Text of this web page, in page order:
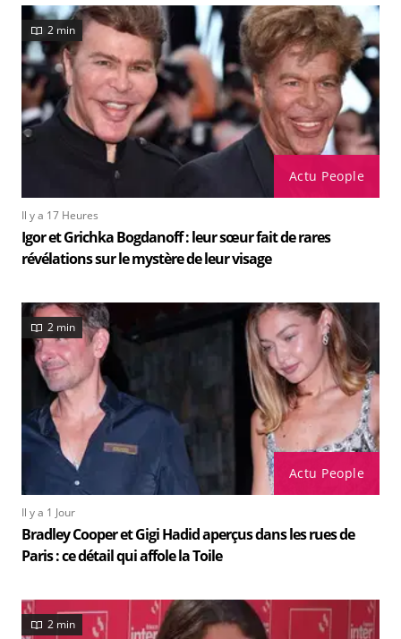
Actu People
2 min
Il y a 17 Heures
Igor et Grichka Bogdanoff : leur sœur fait de rares
révélations sur le mystère de leur visage
Actu People
2 min
Il y a 1 Jour
Bradley Cooper et Gigi Hadid aperçus dans les rues de
Paris : ce détail qui affole la Toile
2 min